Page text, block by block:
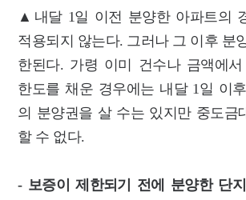
▲내달 1일 이전 분양한 아파트의
적용되지 않는다. 그러나 그 이후 분
한된다. 가령 이미 건수나 금액에
한도를 채운 경우에는 내달 1일 이
의 분양권을 살 수는 있지만 중도금
할 수 없다.
- 보증이 제한되기 전에 분양한 단